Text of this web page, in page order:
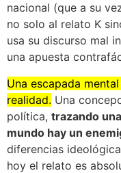
nacional (que a su
no solo al relato K
usa su discurso mal
una apuesta
Una escapada
realidad. Una
política, trazando
mundo hay un
diferencias
hoy el relato es